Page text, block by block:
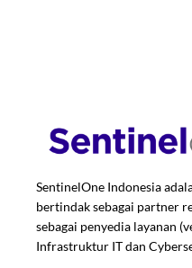
SentinelOne Indonesia
bertindak sebagai partner
sebagai penyedia layanan
Infrastruktur IT dan